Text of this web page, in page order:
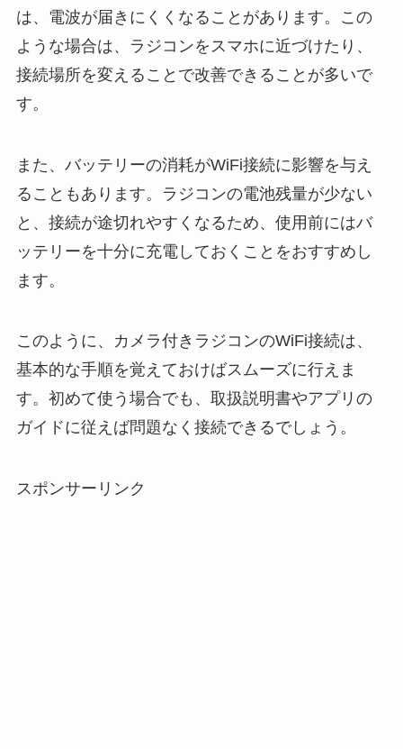
は、電波が届きにくくなることがあります。この
ような場合は、ラジコンをスマホに近づけたり、
接続場所を変えることで改善できることが多いで
す。
また、バッテリーの消耗がWiFi接続に影響を与え
ることもあります。ラジコンの電池残量が少ない
と、接続が途切れやすくなるため、使用前にはバ
ッテリーを十分に充電しておくことをおすすめし
ます。
このように、カメラ付きラジコンのWiFi接続は、
基本的な手順を覚えておけばスムーズに行えま
す。初めて使う場合でも、取扱説明書やアプリの
ガイドに従えば問題なく接続できるでしょう。
スポンサーリンク